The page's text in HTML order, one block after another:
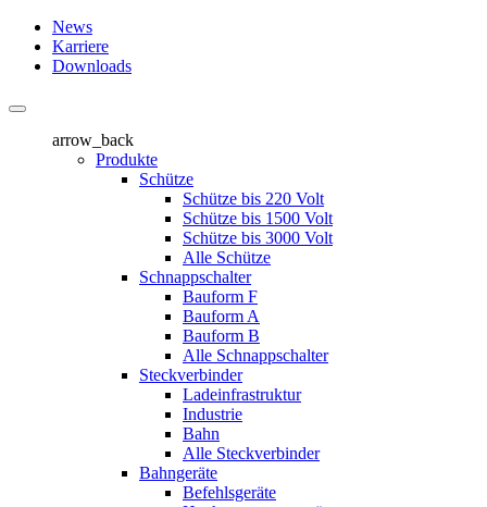
News
Karriere
Downloads
arrow_back
Produkte
Schütze
Schütze bis 220 Volt
Schütze bis 1500 Volt
Schütze bis 3000 Volt
Alle Schütze
Schnappschalter
Bauform F
Bauform A
Bauform B
Alle Schnappschalter
Steckverbinder
Ladeinfrastruktur
Industrie
Bahn
Alle Steckverbinder
Bahngeräte
Befehlsgeräte